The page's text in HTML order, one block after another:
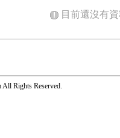
目前還沒有
Rights Reserved.